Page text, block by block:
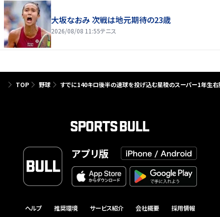
大坂なおみ 次戦は地元期待の23歳
2026/08/08 11:55テニス
TOP 野球 すでに140キロ後半の速球を投げ込む星稜のスーパー1年生
アプリ版
ヘルプ 推奨環境 サービス紹介 会社概要 採用情報